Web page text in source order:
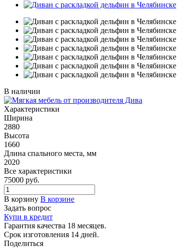
В наличии
Характеристики
Ширина
2880
Высота
1660
Длина спального места, мм
2020
Все характеристики
75000 руб.
В корзину В корзине
Задать вопрос
Купи в кредит
Гарантия качества 18 месяцев.
Срок изготовления 14 дней.
Поделиться